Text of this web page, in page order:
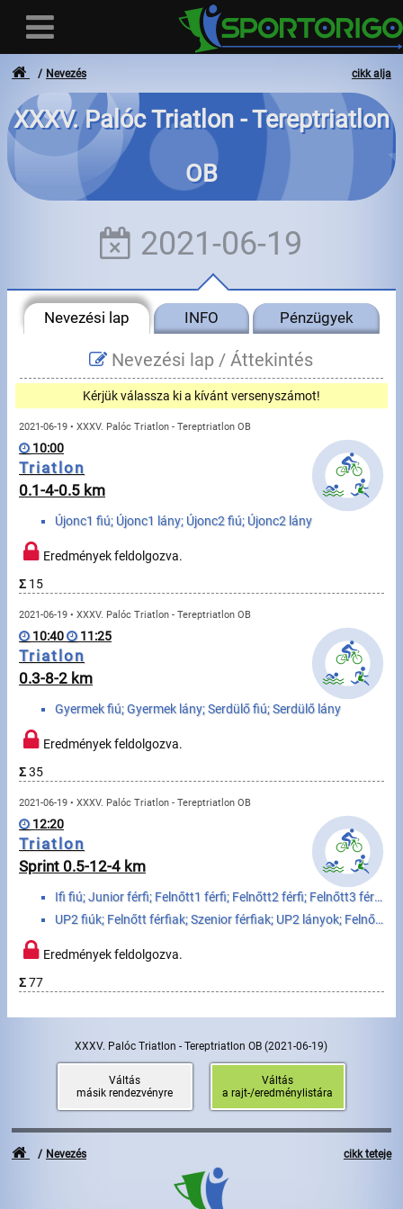
Felhasználó
Bejelentkezés
- - -
Számlák
Adatvédelem
Üzenetek
Sportolók
Sportoló keresés
Sportágak
Futás
Kerékpározás
Multisportok
Túrázás
Úszás
Evezés
Rajtlisták, Eredmények
Időmérés
Beépülő modul
Rendező, szervező
cikk alja
Nevezés
XXXV. Palóc Triatlon - Tereptriatlon
OB
2021-06-19
Nevezési lap INFO Pénzügyek
Nevezési lap / Áttekintés
Kérjük válassza ki a kívánt versenyszámot!
2021-06-19 • XXXV. Palóc Triatlon - Tereptriatlon OB
10:00
Triatlon
0.1-4-0.5 km
Újonc1 fiú; Újonc1 lány; Újonc2 fiú; Újonc2 lány
Eredmények feldolgozva.
Σ 15
2021-06-19 • XXXV. Palóc Triatlon - Tereptriatlon OB
10:40 11:25
Triatlon
0.3-8-2 km
Gyermek fiú; Gyermek lány; Serdülő fiú; Serdülő lány
Eredmények feldolgozva.
Σ35
2021-06-19 • XXXV. Palóc Triatlon - Tereptriatlon OB
12:20
Triatlon
Sprint 0.5-12-4 km
Ifi fiú; Junior férfi; Felnőtt1 férfi; Felnőtt2 férfi; Felnőtt3 férfi; Felnőtt4 férfi; Szenior1 férf...
UP2 fiúk; Felnőtt férfiak; Szenior férfiak; UP2 lányok; Felnőtt nők; Szenior nők
Eredmények feldolgozva.
Σ77
XXXV. Palóc Triatlon - Tereptriatlon OB(2021-06-19)
Váltás
másik rendezvényre
Váltás
a rajt-/eredménylistára
cikk teteje
Nevezés